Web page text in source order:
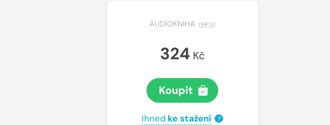
AUDIOKNIHA (MP3)
324 Kč
Koupit
Ihned ke stažení ?